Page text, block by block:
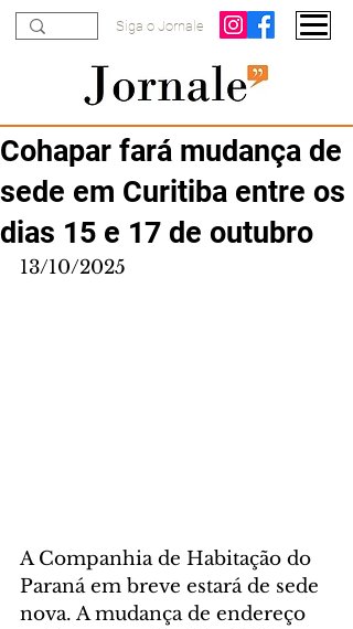
Siga o Jornale
Cohapar fará mudança de
sede em Curitiba entre os
dias 15 e 17 de outubro
13/10/2025
A Companhia de Habitação do
Paraná em breve estará de sede
nova. A mudança de endereço